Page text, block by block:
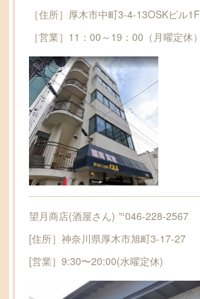
［住所］厚木市中町3-4-13OSKビル1F
［営業］11：00～19：00（月曜定休）
望月商店(酒屋さん) ℡046-228-2567
[住所］神奈川県厚木市旭町3-17-27
[営業］9:30〜20:00(水曜定休)